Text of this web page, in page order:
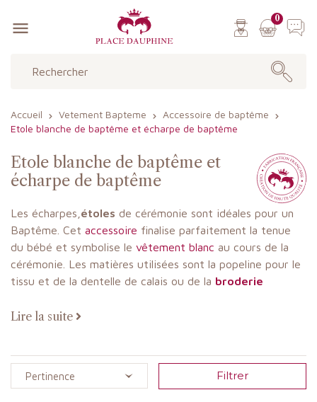
 0
Accueil Vetement Bapteme
Accessoire de baptême
Etole blanche de baptême et écharpe de baptême
Etole blanche de baptême et
écharpe de baptême
Les écharpes, étoles de cérémonie sont idéales pour un
Baptême . Cet accessoire finalise parfaitement la tenue
du bébé et symbolise le vêtement blanc au cours de la
cérémonie. Les matières utilisées sont la popeline pour le
tissu et de la dentelle de calais ou de la broderie
finition. Elles sont fabriquées dans notre atelier en France.
différentes.
Lire la suite
Pertinence Filtrer